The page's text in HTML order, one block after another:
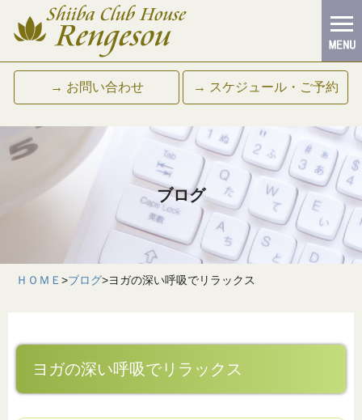
→ お問い合わせ → スケジュール・ご予約
ブログ
ＨＯＭＥ >ブログ>ヨガの深い呼吸でリラックス
ヨガの深い呼吸でリラックス